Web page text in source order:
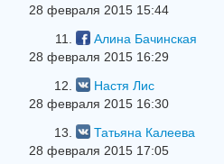
28 февраля 2015 15:44
11.
Алина Бачинская
28 февраля 2015 16:29
12.
Настя Лис
28 февраля 2015 16:30
13.
Татьяна Калеева
28 февраля 2015 17:05